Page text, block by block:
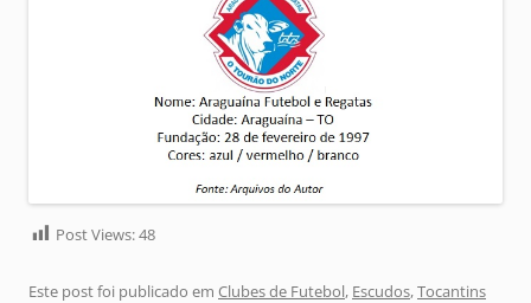
Post Views:48
Este post foi publicado em Clubes de Futebol, Escudos,Tocantins